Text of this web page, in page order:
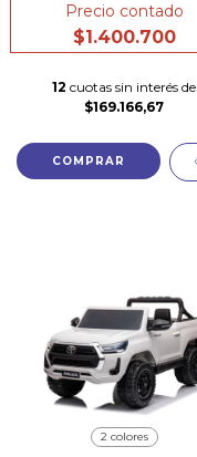
Precio contado
$1.400.700
12 cuotas sin interés de
$169.166,67
COMPRAR
2 colores